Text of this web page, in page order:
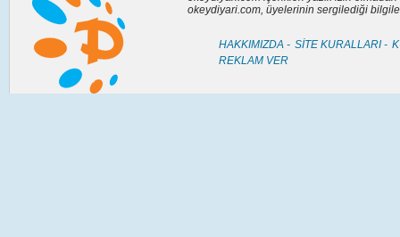
okeydiyari.com, üyelerinin sergilediği
HAKKIMIZDA - SİTE KURALLARI -
REKLAM VER